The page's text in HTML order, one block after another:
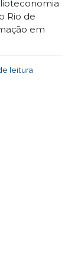
Rio de
em
leitura